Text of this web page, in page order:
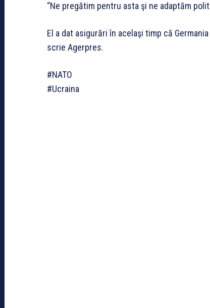
“Ne pregătim pentru asta şi ne adaptăm
El a dat asigurări în acelaşi timp că
scrie Agerpres.
#NATO
#Ucraina